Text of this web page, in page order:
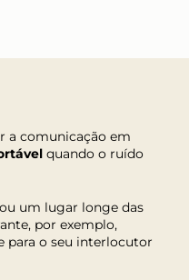
a comunicação em
quando o ruído
um lugar longe das
por exemplo,
para o seu interlocutor